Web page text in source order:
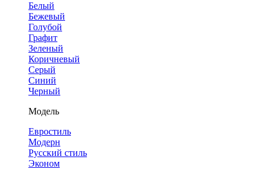
Белый
Бежевый
Голубой
Графит
Зеленый
Коричневый
Серый
Синий
Черный
Модель
Евростиль
Модерн
Русский стиль
Эконом